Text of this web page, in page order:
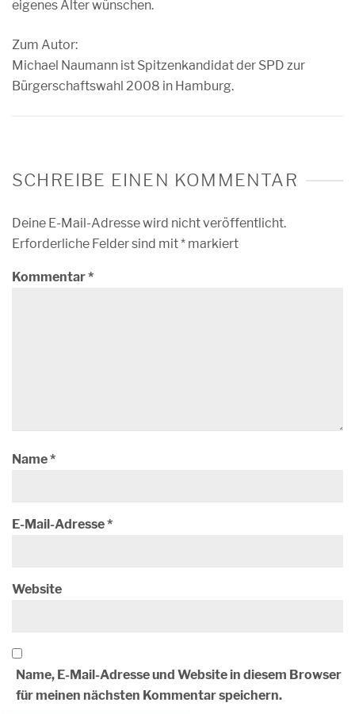
eigenes Alter wünschen.
Zum Autor:
Michael Naumann ist Spitzenkandidat der SPD zur
Bürgerschaftswahl 2008 in Hamburg.
SCHREIBE EINEN KOMMENTAR
Deine E-Mail-Adresse wird nicht veröffentlicht.
Erforderliche Felder sind mit* markiert
Kommentar*
Name*
E-Mail-Adresse*
Website
Name, E-Mail-Adresse und Website in diesem Browser
für meinen nächsten Kommentar speichern.